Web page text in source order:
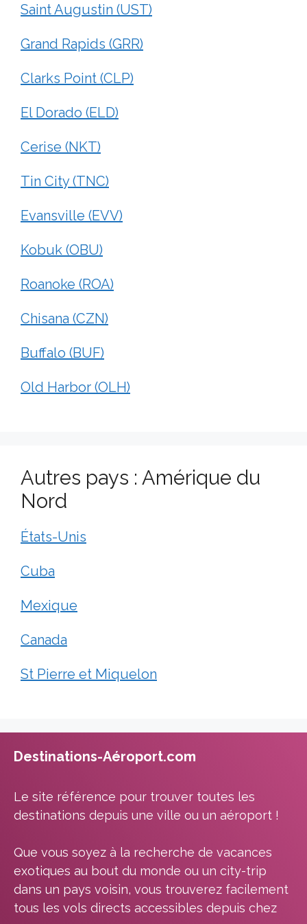
Saint Augustin (UST)
Grand Rapids (GRR)
Clarks Point (CLP)
El Dorado (ELD)
Cerise (NKT)
Tin City (TNC)
Evansville (EVV)
Kobuk (OBU)
Roanoke (ROA)
Chisana (CZN)
Buffalo (BUF)
Old Harbor (OLH)
Autres pays : Amérique du
Nord
États-Unis
Cuba
Mexique
Canada
St Pierre et Miquelon
Destinations-Aéroport.com
Le site référence pour trouver toutes les
destinations depuis une ville ou un aéroport !
Que vous soyez à la recherche de vacances
exotiques au bout du monde ou un city-trip
dans un pays voisin, vous trouverez facilement
tous les vols directs accessibles depuis chez